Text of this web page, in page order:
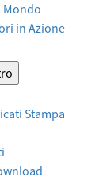
Mondo
in Azione
Stampa